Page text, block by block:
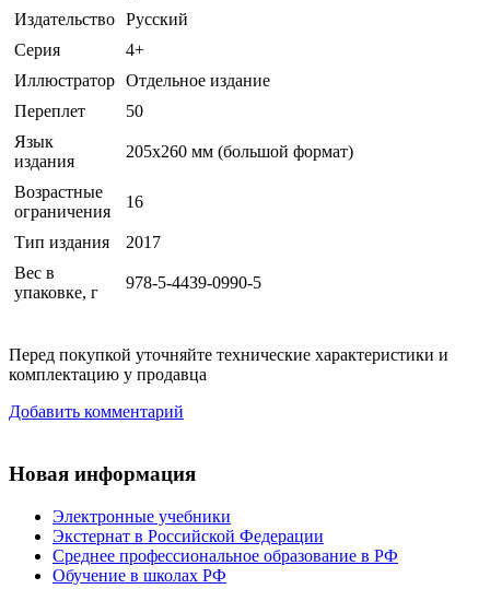
Издательство Русский
Серия
4+
Иллюстратор Отдельное издание
Переплет
50
Язык
издания
205х260 мм (большой формат)
Возрастные
ограничения
16
Тип издания
2017
Вес в
упаковке, г
978-5-4439-0990-5
Перед покупкой уточняйте технические характеристики и
комплектацию у продавца
Добавить комментарий
Новая информация
Электронные учебники
Экстернат в Российской Федерации
Среднее профессиональное образование в РФ
Обучение в школах РФ